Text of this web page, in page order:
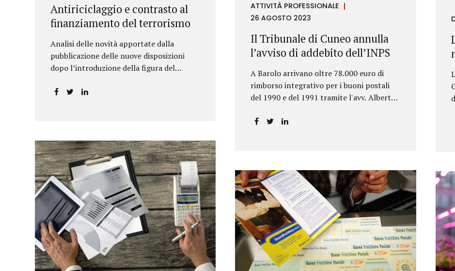
Antiriciclaggio e contrasto al
finanziamento del terrorismo
Analisi delle novità apportate dalla
pubblicazione delle nuove disposizioni
dopo l’introduzione della figura del
ATTIVITÀ PROFESSIONALE
26 AGOSTO 2023
Il Tribunale di Cuneo annulla
l’avviso di addebito dell’INPS
A Barolo arrivano oltre 78.000 euro di
rimborso integrativo per i buoni postali
del 1990 e del 1991 tramite l'avv. Alberto